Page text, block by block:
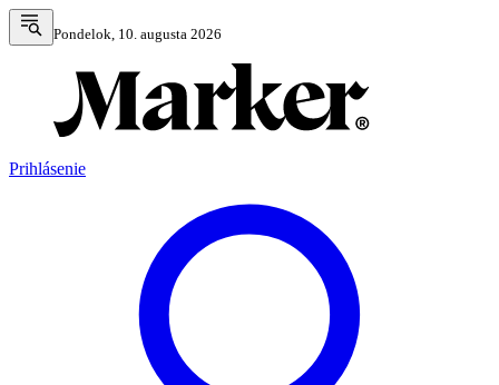
Pondelok, 10. augusta 2026
Prihlásenie